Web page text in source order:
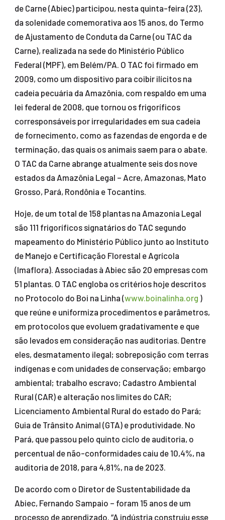
de Carne (Abiec) participou, nesta quinta-feira (23),
da solenidade comemorativa aos 15 anos, do Termo
de Ajustamento de Conduta da Carne (ou TAC da
Carne), realizada na sede do Ministério Público
Federal (MPF), em Belém/PA. O TAC foi firmado em
2009, como um dispositivo para coibir ilícitos na
cadeia pecuária da Amazônia, com respaldo em uma
lei federal de 2008, que tornou os frigoríficos
corresponsáveis por irregularidades em sua cadeia
de fornecimento, como as fazendas de engorda e de
terminação, das quais os animais saem para o abate.
O TAC da Carne abrange atualmente seis dos nove
estados da Amazônia Legal – Acre, Amazonas, Mato
Grosso, Pará, Rondônia e Tocantins.
Hoje, de um total de 158 plantas na Amazonia Legal
são 111 frigoríficos signatários do TAC segundo
mapeamento do Ministério Público junto ao Instituto
de Manejo e Certificação Florestal e Agrícola
(Imaflora). Associadas à Abiec são 20 empresas com
51 plantas. O TAC engloba os critérios hoje descritos
no Protocolo do Boi na Linha (www.boinalinha.org )
que reúne e uniformiza procedimentos e parâmetros,
em protocolos que evoluem gradativamente e que
são levados em consideração nas auditorias. Dentre
eles, desmatamento ilegal; sobreposição com terras
indígenas e com unidades de conservação; embargo
ambiental; trabalho escravo; Cadastro Ambiental
Rural (CAR) e alteração nos limites do CAR;
Licenciamento Ambiental Rural do estado do Pará;
Guia de Trânsito Animal (GTA) e produtividade. No
Pará, que passou pelo quinto ciclo de auditoria, o
percentual de não-conformidades caiu de 10,4%, na
auditoria de 2018, para 4,81%, na de 2023.
De acordo com o Diretor de Sustentabilidade da
Abiec, Fernando Sampaio – foram 15 anos de um
processo de aprendizado. “A indústria construiu esse